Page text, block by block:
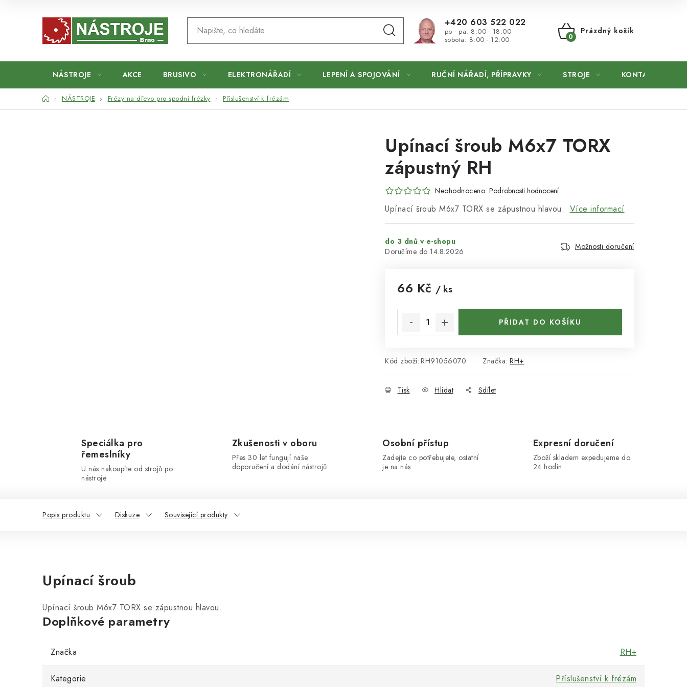
+420 603 522 022
po - pa: 8:00 - 18:00
sobota: 8:00 - 12:00
NÁKUPNÍ
Prázdný košík
NÁSTROJE AKCE BRUSIVO ELEKTRONÁŘADÍ LEPENÍ A SPOJOVÁNÍ RUČNÍ NÁŘADÍ, PŘÍPRAVKY STROJE KONTAKTY
DomůNÁSTROJE Frézy na dřevo pro spodní frézky Příslušenství k frézám
Upínací šroub M6x7 TORX
zápustný RH
Neohodnoceno Podrobnosti hodnocení
Upínací šroub M6x7 TORX se zápustnou hlavou. Více informací
do 3 dnů v e-shopu
14.8.2026
Možnosti doručení
66 Kč / ks
PŘIDAT DO KOŠÍKU
Kód zboží: RH91056070 Značka: RH+
Tisk Hlídat Sdílet
Speciálka pro
řemeslníky
U nás nakoupíte od strojů po
nástroje
Zkušenosti v oboru
Přes 30 let fungují naše
doporučení a dodání nástrojů
Osobní přístup
Zadejte co potřebujete, ostatní
je na nás.
Expresní doručení
Zboží skladem expedujeme do
24 hodin
Popis produktu Diskuze Související produkty
Upínací šroub
Upínací šroub M6x7 TORX se zápustnou hlavou.
Doplňkové parametry
Značka RH+
Kategorie Příslušenství k frézám